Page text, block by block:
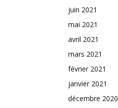
juin 2021
mai 2021
avril 2021
mars 2021
février 2021
janvier 2021
décembre 2020